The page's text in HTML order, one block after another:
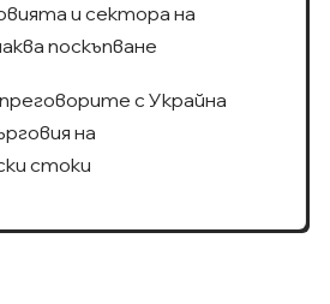
и сектора на
поскъпване
с Украйна
на
стоки